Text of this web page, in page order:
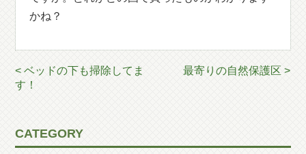
かね？
< ベッドの下も掃除してま
す！
最寄りの自然保護区 >
CATEGORY